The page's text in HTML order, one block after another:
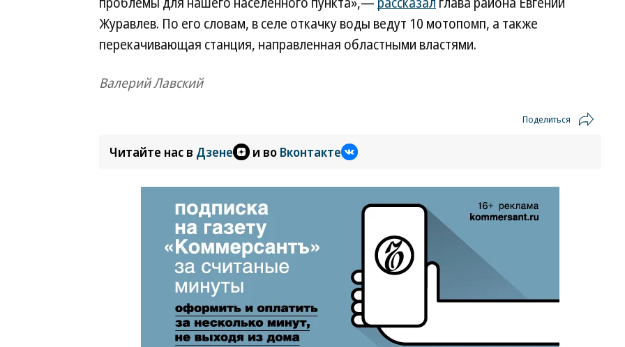
Журавлев. По его словам, в селе откачку воды ведут 10 мотопомп, а также
перекачивающая станция, направленная областными властями.
Валерий Лавский
Поделиться
Читайте нас в Дзене и во Вконтакте